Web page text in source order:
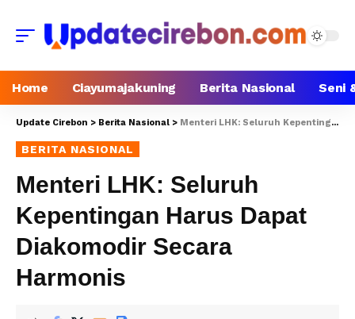
Home Ciayumajakuning Berita Nasional Seni
Update Cirebon > Berita Nasional > Menteri LHK: Seluruh Kepentingan Harus Dapat Diakomodir Secara Harmonis
BERITA NASIONAL
Menteri LHK: Seluruh
Kepentingan Harus Dapat
Diakomodir Secara
Harmonis